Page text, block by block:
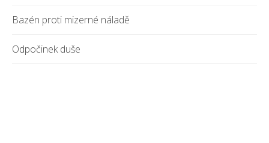
Bazén proti mizerné náladě
Odpočinek duše